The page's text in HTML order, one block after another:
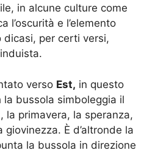
in alcune culture come
l’oscurità e l’elemento
per certi versi,
verso Est, in questo
bussola simboleggia il
la primavera, la speranza,
È d’altronde la
la bussola in direzione